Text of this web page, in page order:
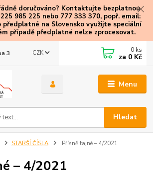
doručováno? Kontaktujte bezplatnou
985 225 nebo 777 333 370, popř. email:
předplatné na Slovensko využijte speciální
případě předplatné nelze zprocesovat.
Menu
CZK
Hledat
3 0 ks
za 0 Kč
STARŠÍ ČÍSLA Přísně tajné – 4/2021
– 4/2021